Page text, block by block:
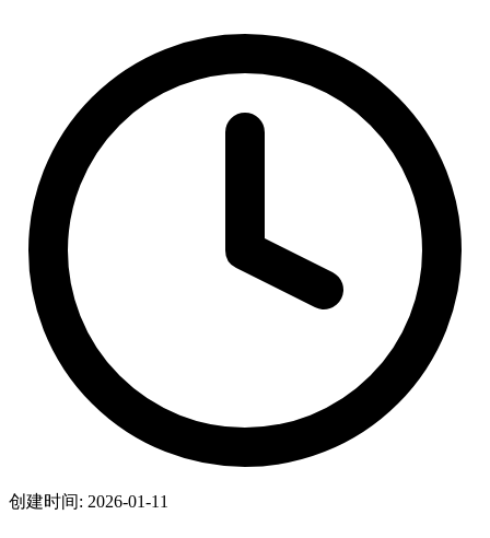
创建时间: 2026-01-11